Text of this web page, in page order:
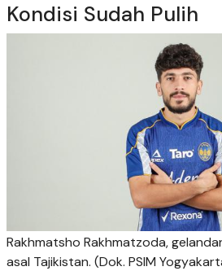
Kondisi Sudah Pulih
Rakhmatsho Rakhmatzoda,
asal Tajikistan. (Dok. PSIM